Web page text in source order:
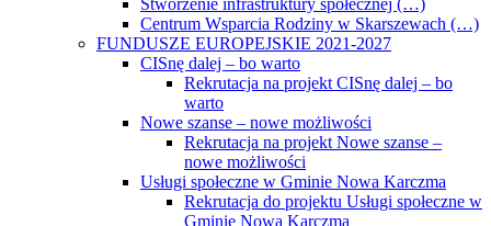
Stworzenie infrastruktury społecznej (…)
Centrum Wsparcia Rodziny w Skarszewach (…)
FUNDUSZE EUROPEJSKIE 2021-2027
CISnę dalej – bo warto
Rekrutacja na projekt CISnę dalej – bo
warto
Nowe szanse – nowe możliwości
Rekrutacja na projekt Nowe szanse –
nowe możliwości
Usługi społeczne w Gminie Nowa Karczma
Rekrutacja do projektu Usługi społeczne w
Gminie Nowa Karczma